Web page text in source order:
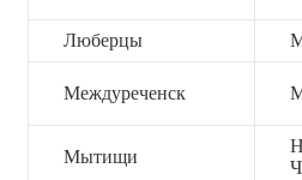
Люберцы
Междуреченск
Мытищи